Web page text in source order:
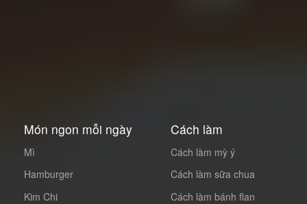
Món ngon mỗi ngày
Mì
Hamburger
Kim Chi
Cách làm
Cách làm mỳ ý
Cách làm sữa chua
Cách làm bánh flan